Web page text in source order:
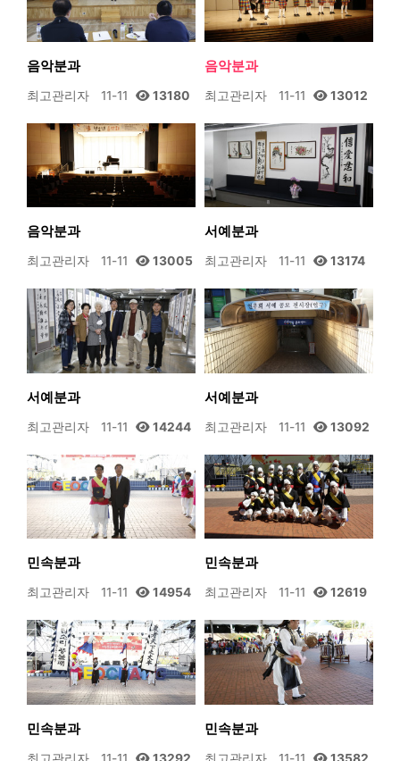
음악분과
최고관리자 11-11 13180
음악분과
최고관리자 11-11 13012
음악분과
최고관리자 11-11 13005
서예분과
최고관리자 11-11 13174
서예분과
최고관리자 11-11 14244
서예분과
최고관리자 11-11 13092
민속분과
최고관리자 11-11 14954
민속분과
최고관리자 11-11 12619
민속분과
최고관리자 11-11 13292
민속분과
최고관리자 11-11 13582